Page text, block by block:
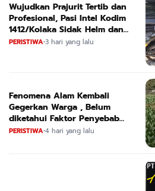
Wujudkan Prajurit Tertib dan
Profesional, Pasi Intel Kodim
1412/Kolaka Sidak Helm dan
Kendaraan
PERISTIWA•3 hari yang lalu
Fenomena Alam Kembali
Gegerkan Warga , Belum
diketahui Faktor Penyebab
Suara
PERISTIWA•4 hari yang lalu